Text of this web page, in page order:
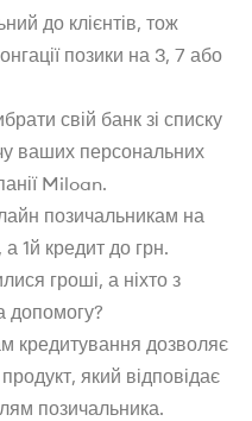
до клієнтів, тож
позики на 3, 7 або
свій банк зі списку
ваших персональних
Miloan.
позичальникам на
1й кредит до грн.
гроші, а ніхто з
допомогу?
кредитування дозволяє
який відповідає
позичальника.